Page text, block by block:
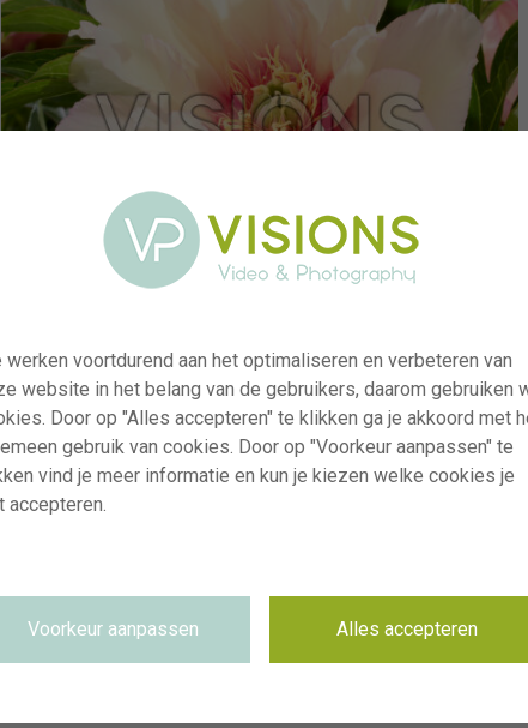
Scrumdidlyumptious
werken voortdurend aan het optimaliseren en verbeteren van
website in het belang van de gebruikers, daarom gebruiken
Door op "Alles accepteren" te klikken ga je akkoord met
gebruik van cookies. Door op "Voorkeur aanpassen" te
vind je meer informatie en kun je kiezen welke cookies je
accepteren.
Voorkeur aanpassen Alles accepteren